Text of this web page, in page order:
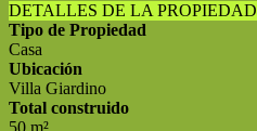
DETALLES DE LA PROPIEDAD
Tipo de Propiedad
Casa
Ubicación
Villa Giardino
Total construido
50 m²